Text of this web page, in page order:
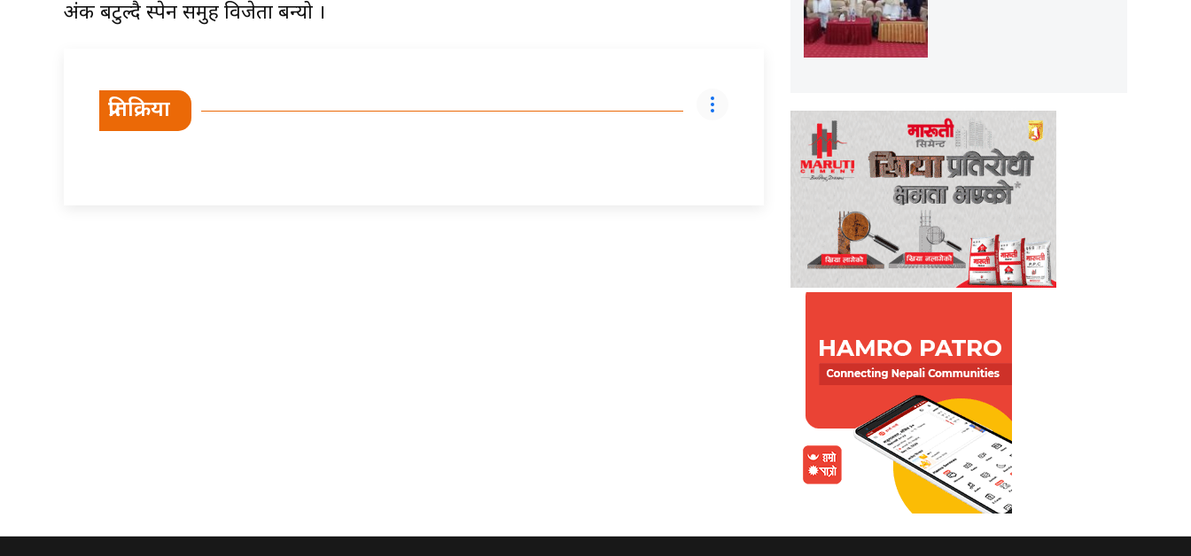
अंक बटुल्दै स्पेन समुह विजेता बन्यो ।
प्रतिक्रिया